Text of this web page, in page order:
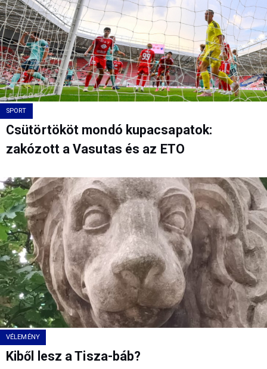
SPORT
Csütörtököt mondó kupacsapatok:
zakózott a Vasutas és az ETO
VÉLEMÉNY
Kiből lesz a Tisza-báb?